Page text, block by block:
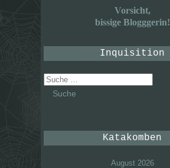
Vorsicht,
bissige Blogggerin!
Inquisition
Suche
nach:
Katakomben
August 2026